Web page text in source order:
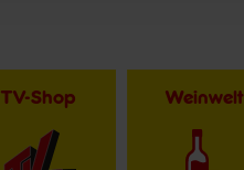
TV-Shop Weinwelt